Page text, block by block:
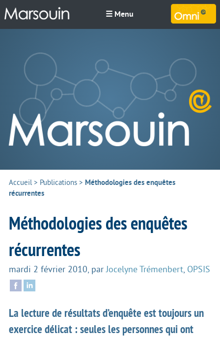
☰ Menu
Accueil> Publications > Méthodologies des enquêtes
récurrentes
Méthodologies des enquêtes
récurrentes
mardi 2 février 2010, parJocelyne Trémenbert, OPSIS
La lecture de résultats d’enquête est toujours un
exercice délicat : seules les personnes qui ont